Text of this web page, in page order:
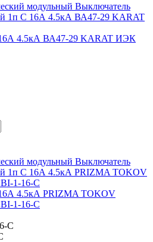
4.5кА ВА47-29 KARAT ИЭК
4.5кА PRIZMA TOKOV
1-16-C
C